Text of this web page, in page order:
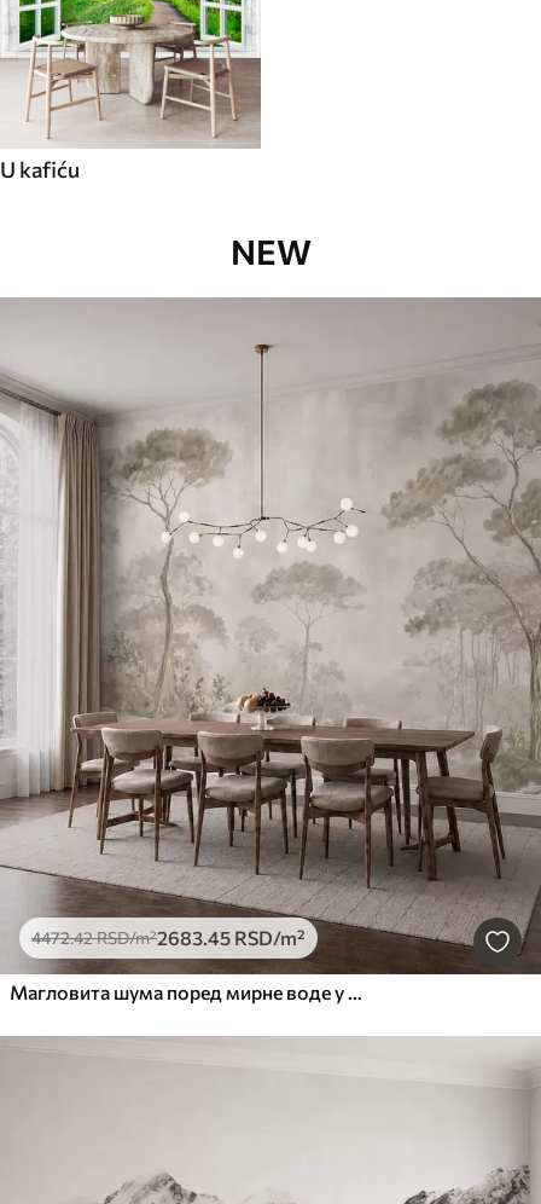
U kafiću
NEW
4472.42RSD/m²2683.45 RSD/m²
Магловита шума поред мирне воде у меким природним пастелним тоновима